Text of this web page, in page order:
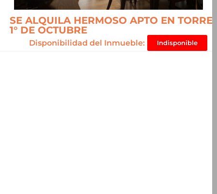
SE ALQUILA HERMOSO APTO EN TORRE
1° DE OCTUBRE
Disponibilidad del Inmueble: Indisponible